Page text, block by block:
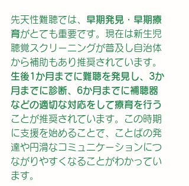
先天性難聴では、 早期発見・早期療
育がとても重要です。現在は新生児
聴覚スクリーニングが普及し自治体
から補助もあり推奨されています。
生後1か月までに難聴を発見し、3か
月までに診断、6か月までに補聴器
などの適切な対応をして療育を行う
ことが推奨されています。この時期
に支援を始めることで、ことばの発
達や円滑なコミュニケーションにつ
ながりやすくなることがわかってい
ます。